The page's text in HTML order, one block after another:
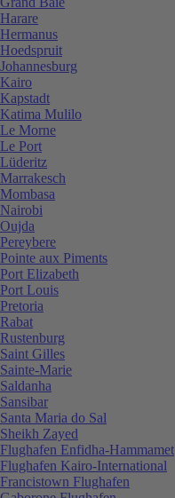
Harare
Hermanus
Hoedspruit
Johannesburg
Kairo
Kapstadt
Katima Mulilo
Le Morne
Le Port
Lüderitz
Marrakesch
Mombasa
Nairobi
Oujda
Pereybere
Pointe aux Piments
Port Elizabeth
Port Louis
Pretoria
Rabat
Rustenburg
Saint Gilles
Sainte-Marie
Saldanha
Sansibar
Santa Maria do Sal
Sheikh Zayed
Flughafen Enfidha-Hammamet
Flughafen Kairo-International
Francistown Flughafen